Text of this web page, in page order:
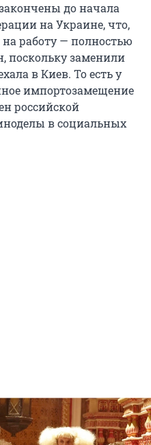
до начала
на Украине, что,
работу — полностью
поскольку заменили
в Киев. То есть у
импортозамещение
российской
в социальных